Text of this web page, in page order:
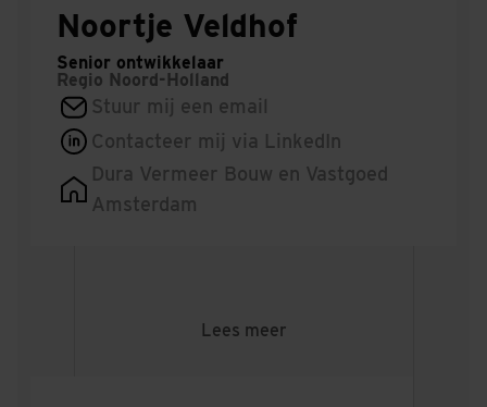
Noortje Veldhof
Senior ontwikkelaar
Regio Noord-Holland
Stuur mij een email
Contacteer mij via LinkedIn
Dura Vermeer Bouw en Vastgoed
Amsterdam
Lees meer